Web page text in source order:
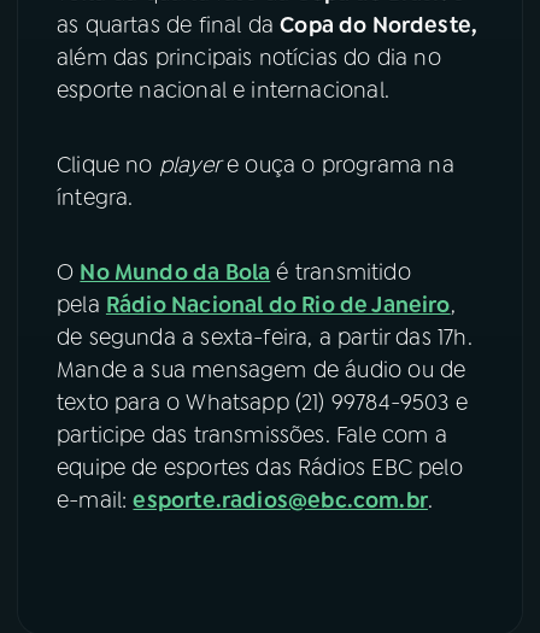
Instagram X
TikTok
as quartas de final daCopa do Nordeste,
além das principais notícias do dia no
esporte nacional e internacional.
Clique no playere ouça o programa na
íntegra.
O No Mundo da Bola é transmitido
pela Rádio Nacional do Rio de Janeiro,
de segunda a sexta-feira, a partir das 17h.
Mande a sua mensagem de áudio ou de
texto para o Whatsapp (21) 99784-9503 e
participe das transmissões. Fale com a
equipe de esportes das Rádios EBC pelo
e-mail:esporte.radios@ebc.com.br.